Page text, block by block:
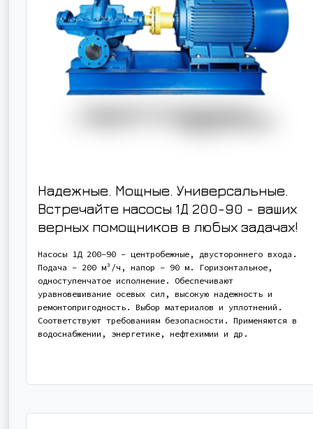
Надежные. Мощные. Универсальные.
Встречайте насосы 1Д 200-90 - ваших
верных помощников в любых задачах!
Насосы 1Д 200-90 - центробежные, двустороннего входа.
Подача - 200 м³/ч, напор - 90 м. Горизонтальное,
одноступенчатое исполнение. Обеспечивают
уравновешивание осевых сил, высокую надежность и
ремонтопригодность. Выбор материалов и уплотнений.
Соответствуют требованиям безопасности. Применяются в
водоснабжении, энергетике, нефтехимии и др.